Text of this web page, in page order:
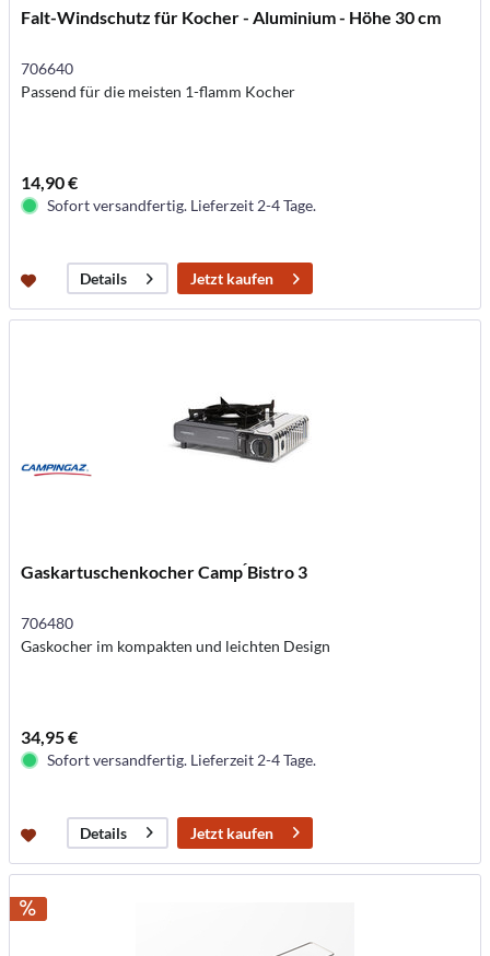
Falt-Windschutz für Kocher - Aluminium - Höhe 30 cm
706640
Passend für die meisten 1-flamm Kocher
14,90 €
Sofort versandfertig. Lieferzeit 2-4 Tage.
Details Jetzt kaufen
Gaskartuschenkocher Camp ́Bistro 3
706480
Gaskocher im kompakten und leichten Design
34,95 €
Sofort versandfertig. Lieferzeit 2-4 Tage.
Details Jetzt kaufen